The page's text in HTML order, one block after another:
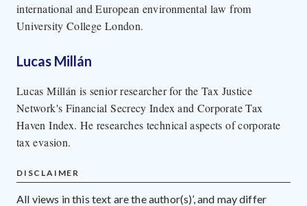
international and European environmental law from
University College London.
Lucas Millán
Lucas Millán is senior researcher for the Tax Justice
Network's Financial Secrecy Index and Corporate Tax
Haven Index. He researches technical aspects of corporate
tax evasion.
DISCLAIMER
All views in this text are the author(s)’, and may differ